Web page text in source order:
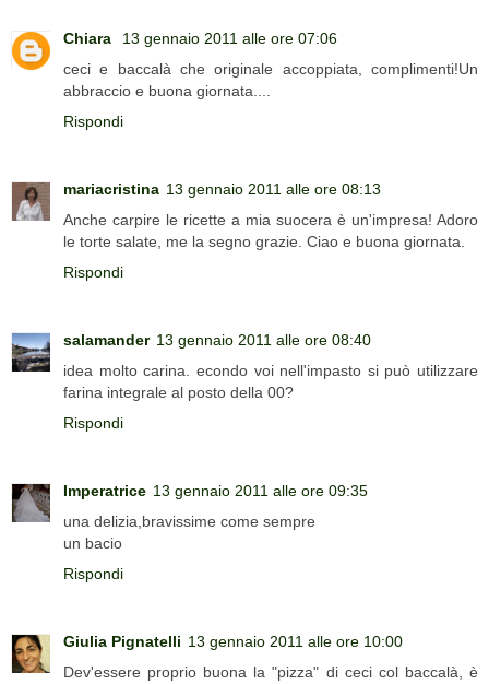
Chiara
13 gennaio 2011 alle ore 07:06
ceci e baccalà che originale accoppiata, complimenti!Un
abbraccio e buona giornata....
Rispondi
mariacristina 13 gennaio 2011 alle ore 08:13
Anche carpire le ricette a mia suocera è un'impresa! Adoro
le torte salate, me la segno grazie. Ciao e buona giornata.
Rispondi
salamander 13 gennaio 2011 alle ore 08:40
idea molto carina. econdo voi nell'impasto si può utilizzare
farina integrale al posto della 00?
Rispondi
Imperatrice 13 gennaio 2011 alle ore 09:35
una delizia,bravissime come sempre
un bacio
Rispondi
Giulia Pignatelli 13 gennaio 2011 alle ore 10:00
Dev'essere proprio buona la "pizza" di ceci col baccalà, è